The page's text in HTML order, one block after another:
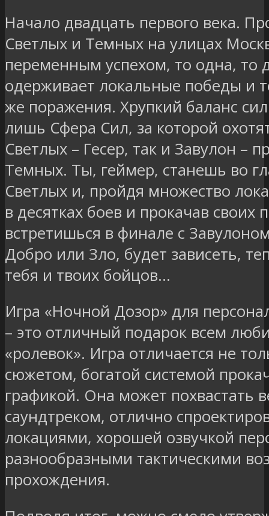
Начало двадцать первого века.
Светлых и Темных на улицах
переменным успехом, то одна, то
одерживает локальные победы и
же поражения. Хрупкий баланс
лишь Сфера Сил, за которой
Светлых – Гесер, так и Завулон –
Темных. Ты, геймер, станешь во
Светлых и, пройдя множество
в десятках боев и прокачав своих
встретишься в финале с
Добро или Зло, будет зависеть,
тебя и твоих бойцов…
Игра «Ночной Дозор» для
– это отличный подарок всем
«ролевок». Игра отличается не
сюжетом, богатой системой
графикой. Она может похвастать
саундтреком, отлично
локациями, хорошей озвучкой
разнообразными тактическими
прохождения.